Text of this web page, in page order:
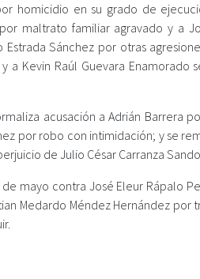
homicidio en su grado de
maltrato familiar agravado y a
Sánchez por otras
a Kevin Raúl Guevara
acusación a Adrián Barrera
por robo con intimidación; y se
de Julio César Carranza
mayo contra José Eleur Rápalo
Medardo Méndez Hernández